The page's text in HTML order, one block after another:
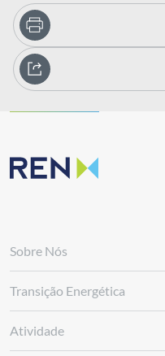
Sobre Nós
Transição Energética
Atividade